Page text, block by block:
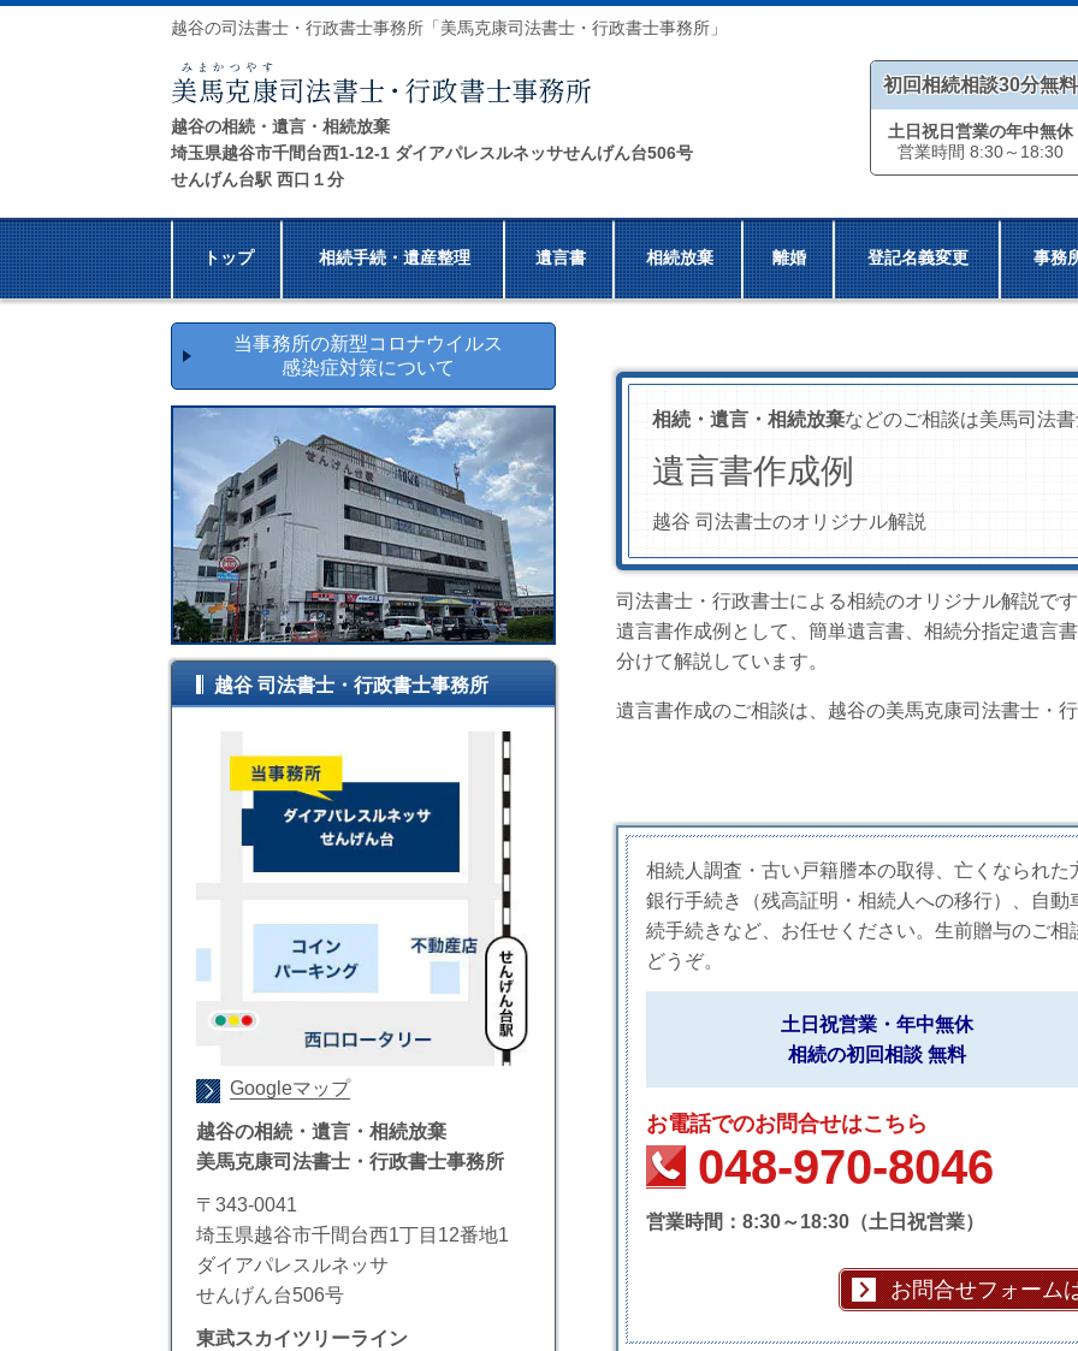
越谷の司法書士・行政書士事務所「美馬克康司法書士・行政書士事務所」
越谷の相続・遺言・相続放棄
埼玉県越谷市千間台西1-12-1 ダイアパレスルネッサせんげん台506号
せんげん台駅 西口１分
初回相続相談30分無料
土日祝日営業の年中無休
営業時間 8:30～18:30
トップ 相続手続・遺産整理 遺言書 相続放棄 離婚 登記名義変更 事務
相続・遺言・相続放棄などのご相談は美馬司法
遺言書作成例
越谷 司法書士のオリジナル解説
司法書士・行政書士による相続のオリジナル解説で
遺言書作成例として、簡単遺言書、相続分指定遺言
分けて解説しています。
遺言書作成のご相談は、越谷の美馬克康司法書士・
相続人調査・古い戸籍謄本の取得、亡くなられた
銀行手続き（残高証明・相続人への移行）、自動
続手続きなど、お任せください。生前贈与のご相
どうぞ。
土日祝営業・年中無休
相続の初回相談 無料
お電話でのお問合せはこちら
048-970-8046
営業時間：8:30～18:30（土日祝営業）
お問合せフォーム
当事務所の新型コロナウイルス
感染症対策について
越谷 司法書士・行政書士事務所
Googleマップ
越谷の相続・遺言・相続放棄
美馬克康司法書士・行政書士事務所
〒343-0041
埼玉県越谷市千間台西1丁目12番地1
ダイアパレスルネッサ
せんげん台506号
東武スカイツリーライン